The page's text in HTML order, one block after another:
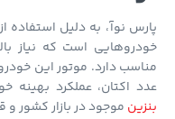
است که نیاز
دارد. موتور این خودرو به
اکتان، عملکرد بهینه خود را
موجود در بازار کشور و قابل